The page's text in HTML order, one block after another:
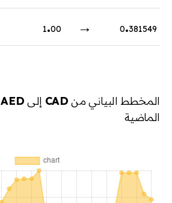
0.381549
→
1.00
المخطط البياني من CAD إلى AED
الماضية